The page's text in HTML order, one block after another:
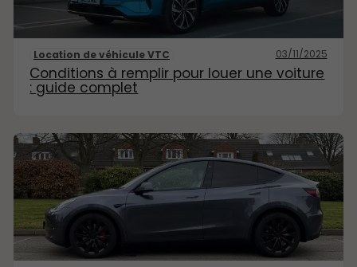
Location de véhicule VTC 03/11/2025
Conditions à remplir pour louer une voiture
: guide complet